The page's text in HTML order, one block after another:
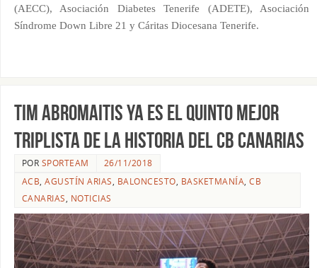
(AECC), Asociación Diabetes Tenerife (ADETE), Asociación
Síndrome Down Libre 21 y Cáritas Diocesana Tenerife.
Tim Abromaitis ya es el quinto mejor
triplista de la historia del CB Canarias
POR SPORTEAM
26/11/2018
ACB,AGUSTÍN ARIAS, BALONCESTO, BASKETMANÍA,CB
CANARIAS, NOTICIAS